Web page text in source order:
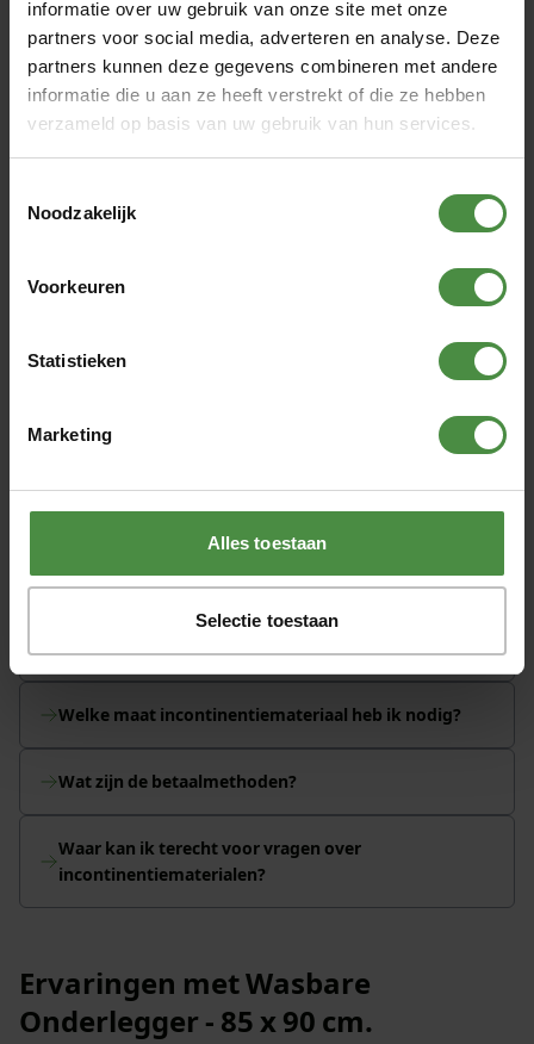
informatie over uw gebruik van onze site met onze
partners voor social media, adverteren en analyse. Deze
partners kunnen deze gegevens combineren met andere
informatie die u aan ze heeft verstrekt of die ze hebben
verzameld op basis van uw gebruik van hun services.
Noodzakelijk
Voorkeuren
Statistieken
Marketing
Alles toestaan
Selectie toestaan
Artikelnummer
WM-46187
EAN code
9507914113716
Verpakking
1 stuks
Afmeting
Voor man of vrouw
Onderlegger - 85 x 90 cm.
Wat zijn de levertijden voor dit product?
Wat zijn de verzendkosten?
Wanneer ontvang ik mijn track & trace code?
Welke maat incontinentiemateriaal heb ik nodig?
Wat zijn de betaalmethoden?
Waar kan ik terecht voor vragen over
incontinentiematerialen?
Ervaringen met Wasbare
Onderlegger - 85 x 90 cm.